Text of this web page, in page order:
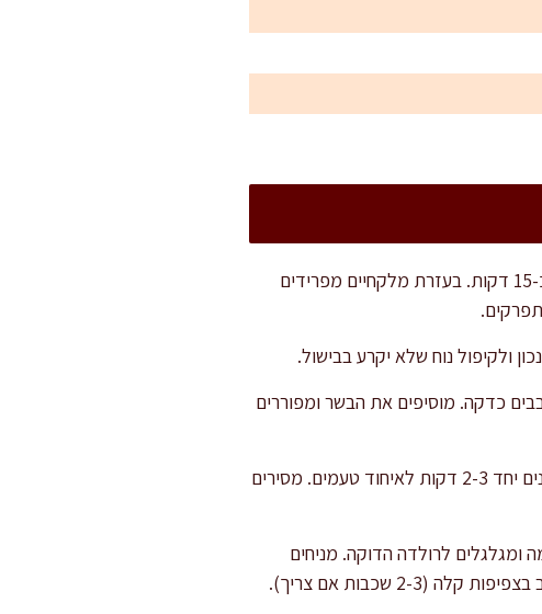
מרתיחים סיר גדול עם מים ומעט מלח. חורצים את בסיס הכרוב בצורת X ומבשלים שלם בסיר כ-15 דקות. בעזרת מלקחיים מפרידים
ולקיפול נוח שלא יקרע בבישול.
כדקה. מוסיפים את הבשר ומפוררים
מוסיפים את האורז, רסק העגבניות, הפטרוזיליה והתבלינים – בהרט, קינמון, מלח ופלפל. מטגנים יחד 2-3 דקות לאיחוד טעמים. מסירים
ומגלגלים לרולדה הדוקה. מניחים
3 שכבות אם צריך).